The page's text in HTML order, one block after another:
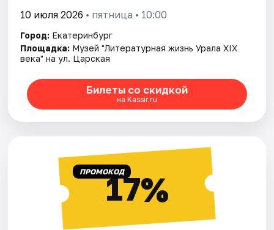
Артисты
Рейтинги
10 июля 2026 • пятница • 10:00
Город: Екатеринбург
Площадка: Музей "Литературная жизнь Урала XIX
века" на ул. Царская
Билеты со скидкой
на Kassir.ru
ПРОМОКОД17%